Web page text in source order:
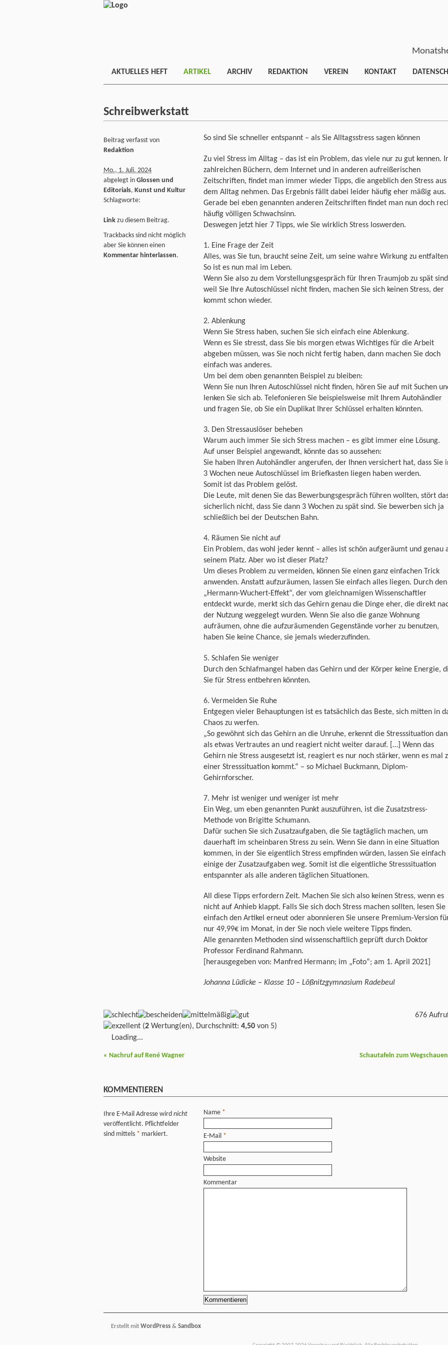
AKTUELLES HEFT ARTIKEL ARCHIV REDAKTION VEREIN KONTAKT
Schreibwerkstatt
So sind Sie schneller entspannt – als Sie Alltagsstress sagen können
Zu viel Stress im Alltag – das ist ein Problem, das viele nur zu gut kennen.
zahlreichen Büchern, dem Internet und in anderen aufreißerischen
Zeitschriften, findet man immer wieder Tipps, die angeblich den Stress aus
dem Alltag nehmen. Das Ergebnis fällt dabei leider häufig eher mäßig aus.
Gerade bei eben genannten anderen Zeitschriften findet man nun doch
häufig völligen Schwachsinn.
Deswegen jetzt hier 7 Tipps, wie Sie wirklich Stress loswerden.
1. Eine Frage der Zeit
Alles, was Sie tun, braucht seine Zeit, um seine wahre Wirkung zu
So ist es nun mal im Leben.
Wenn Sie also zu dem Vorstellungsgespräch für Ihren Traumjob zu spät
weil Sie Ihre Autoschlüssel nicht finden, machen Sie sich keinen Stress, der
kommt schon wieder.
2. Ablenkung
Wenn Sie Stress haben, suchen Sie sich einfach eine Ablenkung.
Wenn es Sie stresst, dass Sie bis morgen etwas Wichtiges für die Arbeit
abgeben müssen, was Sie noch nicht fertig haben, dann machen Sie doch
einfach was anderes.
Um bei dem oben genannten Beispiel zu bleiben:
Wenn Sie nun Ihren Autoschlüssel nicht finden, hören Sie auf mit Suchen
lenken Sie sich ab. Telefonieren Sie beispielsweise mit Ihrem Autohändler
und fragen Sie, ob Sie ein Duplikat Ihrer Schlüssel erhalten könnten.
3. Den Stressauslöser beheben
Warum auch immer Sie sich Stress machen – es gibt immer eine Lösung.
Auf unser Beispiel angewandt, könnte das so aussehen:
Sie haben Ihren Autohändler angerufen, der Ihnen versichert hat, dass Sie
3 Wochen neue Autoschlüssel im Briefkasten liegen haben werden.
Somit ist das Problem gelöst.
Die Leute, mit denen Sie das Bewerbungsgespräch führen wollten, stört
sicherlich nicht, dass Sie dann 3 Wochen zu spät sind. Sie bewerben sich ja
schließlich bei der Deutschen Bahn.
4. Räumen Sie nicht auf
Ein Problem, das wohl jeder kennt – alles ist schön aufgeräumt und genau
seinem Platz. Aber wo ist dieser Platz?
Um dieses Problem zu vermeiden, können Sie einen ganz einfachen Trick
anwenden. Anstatt aufzuräumen, lassen Sie einfach alles liegen. Durch den
„Hermann-Wuchert-Effekt“, der vom gleichnamigen Wissenschaftler
entdeckt wurde, merkt sich das Gehirn genau die Dinge eher, die direkt
der Nutzung weggelegt wurden. Wenn Sie also die ganze Wohnung
aufräumen, ohne die aufzuräumenden Gegenstände vorher zu benutzen,
haben Sie keine Chance, sie jemals wiederzufinden.
5. Schlafen Sie weniger
Durch den Schlafmangel haben das Gehirn und der Körper keine Energie,
Sie für Stress entbehren könnten.
6. Vermeiden Sie Ruhe
Entgegen vieler Behauptungen ist es tatsächlich das Beste, sich mitten in
Chaos zu werfen.
„So gewöhnt sich das Gehirn an die Unruhe, erkennt die Stresssituation
als etwas Vertrautes an und reagiert nicht weiter darauf. […] Wenn das
Gehirn nie Stress ausgesetzt ist, reagiert es nur noch stärker, wenn es mal
einer Stresssituation kommt.“ – so Michael Buckmann, Diplom-
Gehirnforscher.
7. Mehr ist weniger und weniger ist mehr
Ein Weg, um eben genannten Punkt auszuführen, ist die Zusatzstress-
Methode von Brigitte Schumann.
Dafür suchen Sie sich Zusatzaufgaben, die Sie tagtäglich machen, um
dauerhaft im scheinbaren Stress zu sein. Wenn Sie dann in eine Situation
kommen, in der Sie eigentlich Stress empfinden würden, lassen Sie einfach
einige der Zusatzaufgaben weg. Somit ist die eigentliche Stresssituation
entspannter als alle anderen täglichen Situationen.
All diese Tipps erfordern Zeit. Machen Sie sich also keinen Stress, wenn es
nicht auf Anhieb klappt. Falls Sie sich doch Stress machen sollten, lesen Sie
einfach den Artikel erneut oder abonnieren Sie unsere Premium-Version
nur 49,99€ im Monat, in der Sie noch viele weitere Tipps finden.
Alle genannten Methoden sind wissenschaftlich geprüft durch Doktor
Professor Ferdinand Rahmann.
[herausgegeben von: Manfred Hermann; im „Foto“; am 1. April 2021]
Johanna Lüdicke – Klasse 10 – Lößnitzgymnasium Radebeul
Beitrag verfasst von
Redaktion
Mo., 1. Juli. 2024
abgelegt in Glossen und
Editorials, Kunst und Kultur
Schlagworte:
Link zu diesem Beitrag.
Trackbacks sind nicht möglich
aber Sie können einen
Kommentar hinterlassen.
(2 Wertung(en), Durchschnitt: 4,50 von 5)
Loading...
676
« Nachruf auf René Wagner Schautafeln zum Wegschauen
KOMMENTIEREN
Ihre E-Mail Adresse wird nicht
veröffentlicht. Pflichtfelder
sind mittels * markiert.
Name *
E-Mail *
Website
Kommentar
Erstellt mit WordPress & Sandbox